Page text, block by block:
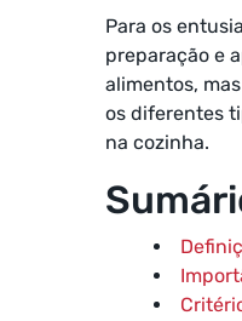
Para os
preparação e
alimentos,
os diferentes
na cozinha.